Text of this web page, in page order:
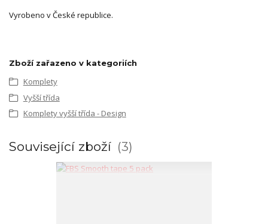
Vyrobeno v České republice.
Zboží zařazeno v kategoriích
Komplety
Vyšší třída
Komplety vyšší třída - Design
Související zboží 3